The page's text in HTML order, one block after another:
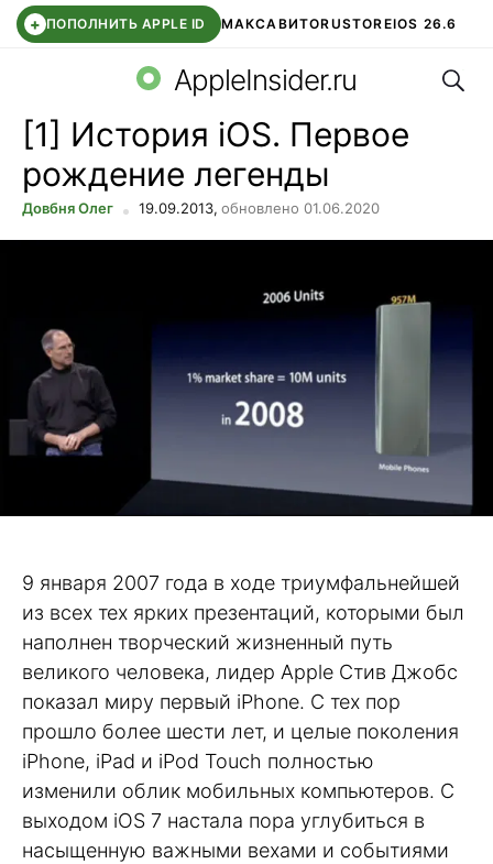
+ ПОПОЛНИТЬ APPLE ID МАКСАВИТОRUSTOREIOS 26.6
СБЕР КИДС ВТБ ОНЛАЙН ЧАТ В ROBLOX
AppleInsider.ru
[1] История iOS. Первое
рождение легенды
Довбня Олег 19.09.2013, обновлено 01.06.2020
9 января 2007 года в ходе триумфальнейшей
из всех тех ярких презентаций, которыми был
наполнен творческий жизненный путь
великого человека, лидер Apple Стив Джобс
показал миру первый iPhone. С тех пор
прошло более шести лет, и целые поколения
iPhone, iPad и iPod Touch полностью
изменили облик мобильных компьютеров. С
выходом iOS 7 настала пора углубиться в
насыщенную важными вехами и событиями